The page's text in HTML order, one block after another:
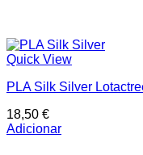
Quick View
PLA Silk Silver
18,50 €
Adicionar